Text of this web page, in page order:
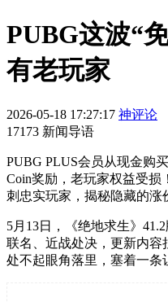
PUBG这波“
有老玩家
2026-05-18 17:27:17 神评论
17173 新闻导语
PUBG PLUS会员从现金购
Coin奖励，老玩家权益受
刺忠实玩家，揭秘隐藏的涨
5月13日，《绝地求生》
联名、近战处决，更新内容
处不起眼角落里，塞着一条